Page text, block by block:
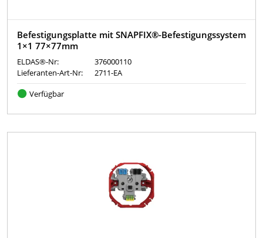
Befestigungsplatte mit SNAPFIX®-Befestigungssystem
1×1 77×77mm
ELDAS®-Nr:
376000110
Lieferanten-Art-Nr:
2711-EA
Verfügbar